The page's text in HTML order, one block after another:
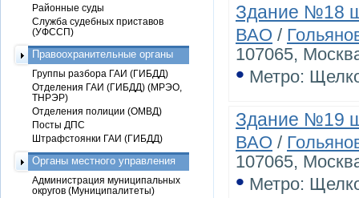
Здание №18
ВАО /
107065,
• Метро:
Здание №19
ВАО /
107065,
• Метро:
Районные суды
Служба судебных приставов
(УФССП)
Правоохранительные органы
Группы разбора ГАИ (ГИБДД)
Отделения ГАИ (ГИБДД) (МРЭО,
ТНРЭР)
Отделения полиции (ОМВД)
Посты ДПС
Штрафстоянки ГАИ (ГИБДД)
Органы местного управления
Администрация муниципальных
округов (Муниципалитеты)